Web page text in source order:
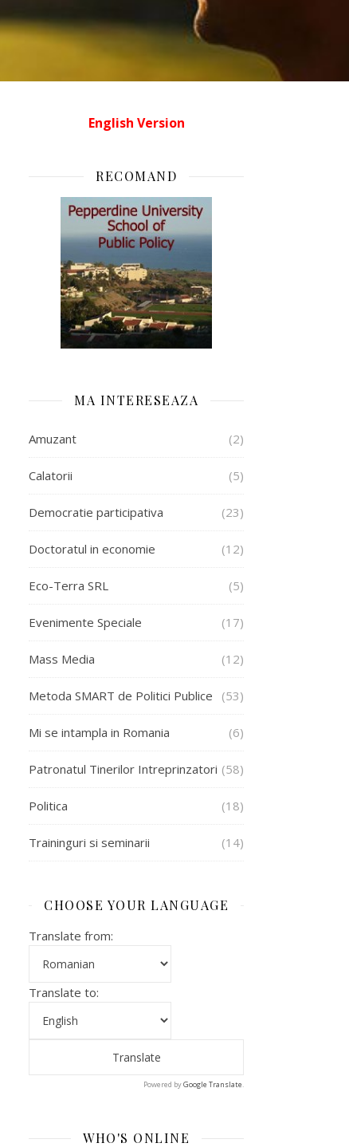
English Version
RECOMAND
MA INTERESEAZA
Amuzant (2)
Calatorii (5)
Democratie participativa (23)
Doctoratul in economie (12)
Eco-Terra SRL (5)
Evenimente Speciale (17)
Mass Media (12)
Metoda SMART de Politici Publice (53)
Mi se intampla in Romania (6)
Patronatul Tinerilor Intreprinzatori (58)
Politica (18)
Traininguri si seminarii (14)
CHOOSE YOUR LANGUAGE
Translate from:
Translate to:
Powered byGoogle Translate.
WHO'S ONLINE